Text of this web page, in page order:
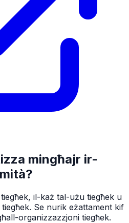
mingħajr ir-
il-każ tal-użu tiegħek u
Se nurik eżattament kif
organizzazzjoni tiegħek.